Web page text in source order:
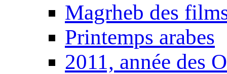
Magrheb des
Printemps arabes
2011, année des